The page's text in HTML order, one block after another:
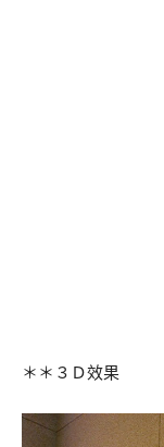
＊＊３Ｄ效果